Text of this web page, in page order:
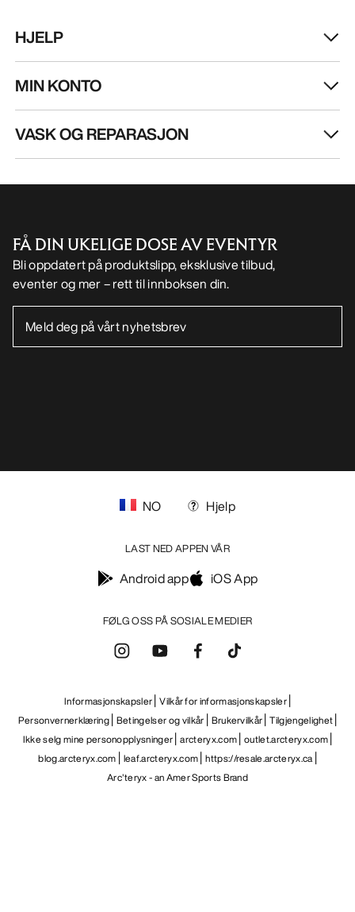
HJELP
MIN KONTO
VASK OG REPARASJON
FÅ DIN UKELIGE DOSE AV EVENTYR
Bli oppdatert på produktslipp, eksklusive tilbud,
eventer og mer – rett til innboksen din.
FØLG OSS PÅ SOSIALE MEDIER
NO Hjelp
LAST NED APPEN VÅR
Android app iOS App
Informasjonskapsler Vilkår for informasjonskapsler
Personvernerklæring Betingelser og vilkår Brukervilkår Tilgjengelighet
Ikke selg mine personopplysninger arcteryx.com outlet.arcteryx.com
blog.arcteryx.com leaf.arcteryx.com https://resale.arcteryx.ca
Arc'teryx - an Amer Sports Brand